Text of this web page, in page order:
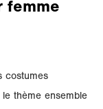
femme
costumes
thème ensemble